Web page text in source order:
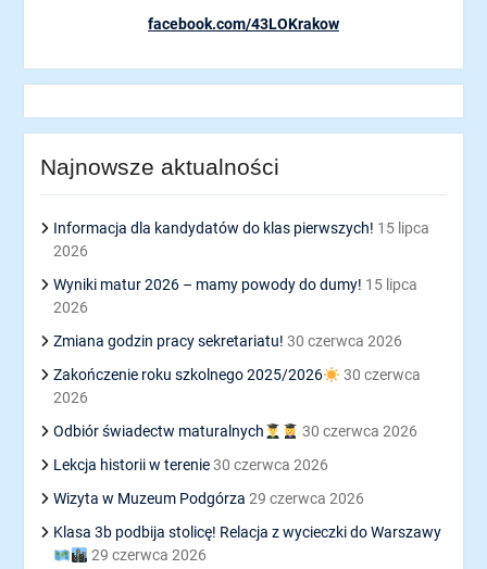
facebook.com/43LOKrakow
Najnowsze aktualności
Informacja dla kandydatów do klas pierwszych! 15 lipca
2026
Wyniki matur 2026 – mamy powody do dumy! 15 lipca
2026
Zmiana godzin pracy sekretariatu! 30 czerwca 2026
Zakończenie roku szkolnego 2025/2026
30 czerwca
2026
Odbiór świadectw maturalnych
30 czerwca 2026
Lekcja historii w terenie 30 czerwca 2026
Wizyta w Muzeum Podgórza 29 czerwca 2026
Klasa 3b podbija stolicę! Relacja z wycieczki do Warszawy
29 czerwca 2026